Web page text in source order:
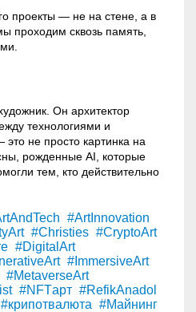
проекты — не на стене, а в
проходим сквозь память,
Он архитектор
технологиями и
не просто картинка на
рожденные AI, которые
тем, кто действительно
#ArtInnovation
#Christies #CryptoArt
#DigitalArt
#ImmersiveArt
#MetaverseArt
#NFTарт #RefikAnadol
#крипотвалюта #Майнинг